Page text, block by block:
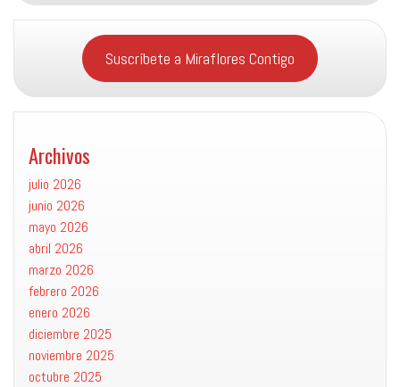
Suscríbete a Miraflores Contigo
Archivos
julio 2026
junio 2026
mayo 2026
abril 2026
marzo 2026
febrero 2026
enero 2026
diciembre 2025
noviembre 2025
octubre 2025